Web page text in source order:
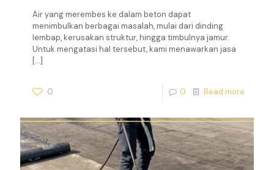
Air yang merembes ke dalam beton dapat
menimbulkan berbagai masalah, mulai dari dinding
lembap, kerusakan struktur, hingga timbulnya jamur.
Untuk mengatasi hal tersebut, kami menawarkan jasa
[…]
0 0 Read more